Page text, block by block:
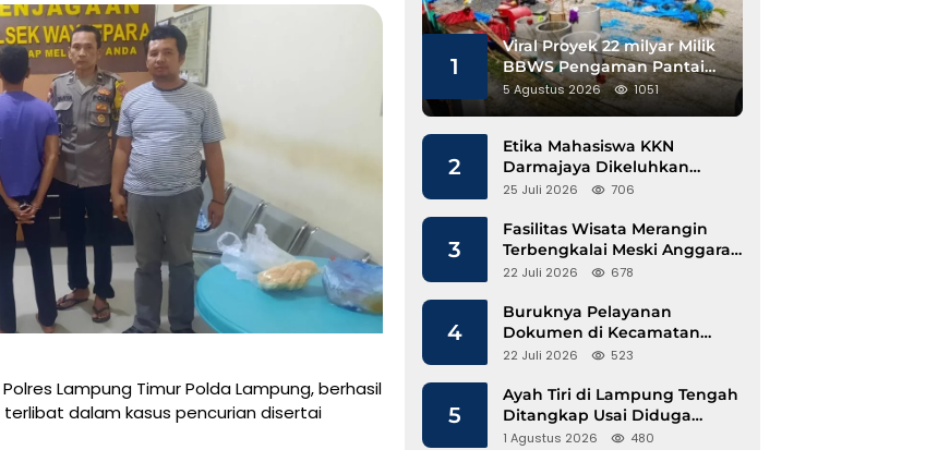
Polres Lampung Timur Polda Lampung, berhasil
dalam kasus pencurian disertai
1
Viral Proyek 22 milyar Milik
BBWS Pengaman Pantai
Pesisir Barat Diduga
Gunakan Besi Banci
5 Agustus 2026 1051
2
Etika Mahasiswa KKN
Darmajaya Dikeluhkan
Kepala Pekon Sinar Jawa
25 Juli 2026 706
3
Fasilitas Wisata Merangin
Terbengkalai Meski Anggaran
Perawatan Terus Mengalir
22 Juli 2026 678
4
Buruknya Pelayanan
Dokumen di Kecamatan
Pangkalan Susu, Kinerja
22 Juli 2026 523
5
Ayah Tiri di Lampung Tengah
Ditangkap Usai Diduga
Hamili Anak di Bawah Umur
1 Agustus 2026 480